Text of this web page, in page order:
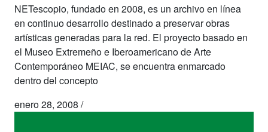
NETescopio, fundado en 2008, es un archivo en línea
en continuo desarrollo destinado a preservar obras
artísticas generadas para la red. El proyecto basado en
el Museo Extremeño e Iberoamericano de Arte
Contemporáneo MEIAC, se encuentra enmarcado
dentro del concepto
enero 28, 2008 /